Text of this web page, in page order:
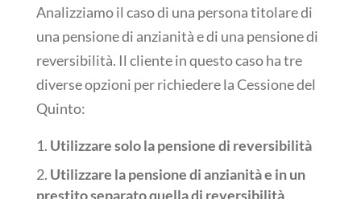
Analizziamo il caso di una persona titolare di
una pensione di anzianità e di una pensione di
reversibilità. Il cliente in questo caso ha tre
diverse opzioni per richiedere la Cessione del
Quinto:
Utilizzare solo la pensione di reversibilità
Utilizzare la pensione di anzianità e in un
prestito separato quella di reversibilità